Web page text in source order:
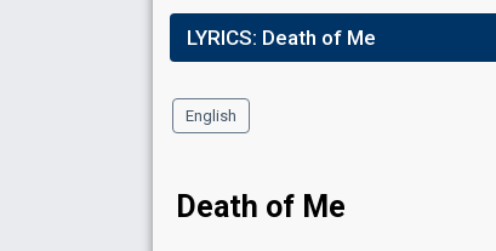
LYRICS: Death of Me
English
Death of Me